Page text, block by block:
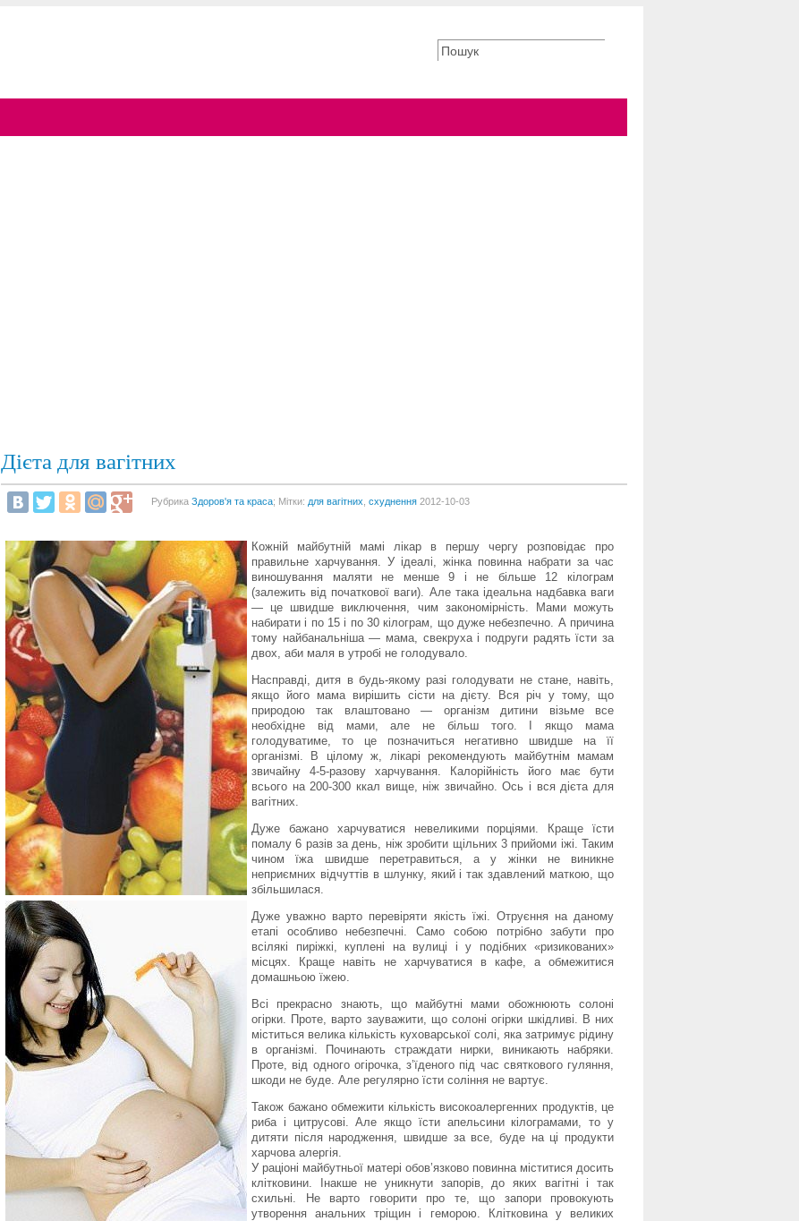
Дієта для вагітних
Рубрика Здоров'я та краса; Мітки: для вагітних схуднення 2012-10-03
Кожній майбутній мамі лікар в першу чергу розповідає про
правильне харчування. У ідеалі, жінка повинна набрати за час
виношування маляти не менше 9 і не більше 12 кілограм
(залежить від початкової ваги). Але така ідеальна надбавка ваги
— це швидше виключення, чим закономірність. Мами можуть
набирати і по 15 і по 30 кілограм, що дуже небезпечно. А причина
тому найбанальніша — мама, свекруха і подруги радять їсти за
двох, аби маля в утробі не голодувало.
Насправді, дитя в будь-якому разі голодувати не стане, навіть,
якщо його мама вирішить сісти на дієту. Вся річ у тому, що
природою так влаштовано — організм дитини візьме все
необхідне від мами, але не більш того. І якщо мама
голодуватиме, то це позначиться негативно швидше на її
організмі. В цілому ж, лікарі рекомендують майбутнім мамам
звичайну 4-5-разову харчування. Калорійність його має бути
всього на 200-300 ккал вище, ніж звичайно. Ось і вся дієта для
вагітних.
Дуже бажано харчуватися невеликими порціями. Краще їсти
помалу 6 разів за день, ніж зробити щільних 3 прийоми іжі. Таким
чином їжа швидше перетравиться, а у жінки не виникне
неприємних відчуттів в шлунку, який і так здавлений маткою, що
збільшилася.
Дуже уважно варто перевіряти якість їжі. Отруєння на даному
етапі особливо небезпечні. Само собою потрібно забути про
всілякі пиріжкі, куплені на вулиці і у подібних «ризикованих»
місцях. Краще навіть не харчуватися в кафе, а обмежитися
домашньою їжею.
Всі прекрасно знають, що майбутні мами обожнюють солоні
огірки. Проте, варто зауважити, що солоні огірки шкідливі. В них
міститься велика кількість куховарської солі, яка затримує рідину
в організмі. Починають страждати нирки, виникають набряки.
Проте, від одного огірочка, з’їденого під час святкового гуляння,
шкоди не буде. Але регулярно їсти соління не вартує.
Також бажано обмежити кількість високоалергенних продуктів, це
риба і цитрусові. Але якщо їсти апельсини кілограмами, то у
дитяти після народження, швидше за все, буде на ці продукти
харчова алергія.
У раціоні майбутньої матері обов’язково повинна міститися досить
клітковини. Інакше не уникнути запорів, до яких вагітні і так
схильні. Не варто говорити про те, що запори провокують
утворення анальних тріщин і геморою. Клітковина у великих